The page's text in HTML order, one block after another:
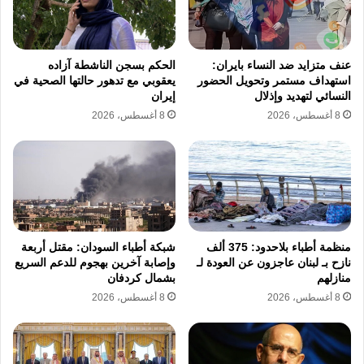
المصري، قبل أن ينجح في تعويض جانب من
خسائره خلال الأسابيع الأخيرة بالتزامن مع اقتراب
الولايات المتحدة وإيران من التوصل إلى اتفاق
سلام مؤقت. وتعد هذه المراجعة هي المراجعة
صندوق النقد الدولي، وعادة ما تتبع خطوة التوصل
إلى اتفاق على مستوى الخبراء، وبعد مرور أسابيع
قليلة، خطوة انعقاد اجتماع المجلس التنفيذي
للصندوق للإفراج عن مبلغ شريحة القرض.
لقد طفت تفاصيل الصفقات التي تثبت التوجه
لتقليص دور الدولة في الاقتصاد وإفساح المجال
للقطاع الخاص للمنافسة بحرية. وتكشف الكواليس
عن إبرام صفقتين خلال الشهر الماضي؛ ففي 11
عنف متزايد ضد النساء بايران:
استهداف مستمر وتحويل الحضور
النسائي لتهديد وإذلال
8 أغسطس، 2026
الحكم بسجن الناشطة آزاده
يعقوبي مع تدهور حالتها الصحية في
إيران
8 أغسطس، 2026
منظمة أطباء بلاحدود: 375 ألف
نازح بـ لبنان عاجزون عن العودة لـ
منازلهم
8 أغسطس، 2026
شبكة أطباء السودان: مقتل أربعة
وإصابة آخرين بهجوم للدعم السريع
بشمال كردفان
8 أغسطس، 2026